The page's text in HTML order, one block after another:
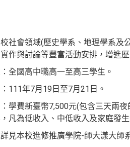
社會領域(歷史學系、地理學系及
作與討論等豐富活動安排，增進
全國高中職高一至高三學生。
111年7月19日至7月21日。
學費新臺幣7,500元(包含三天兩
凡為低收入、中低收入及家庭發
見本校進修推廣學院-師大漾大師